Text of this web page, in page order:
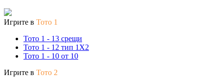
Игрите в Тото 1
Тото 1 - 13 срещи
Тото 1 - 12 тип 1X2
Тото 1 - 10 от 10
Игрите в Тото 2